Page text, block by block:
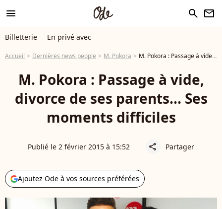
menu search newsletter
Billetterie En privé avec
Accueil Dernières news people M. Pokora M. Pokora : Passage à vide, divorce de ses parents... Ses moments difficiles
M. Pokora : Passage à vide,
divorce de ses parents... Ses
moments difficiles
Publié le 2 février 2015 à 15:52 share Partager
Ajoutez Ode à vos sources préférées